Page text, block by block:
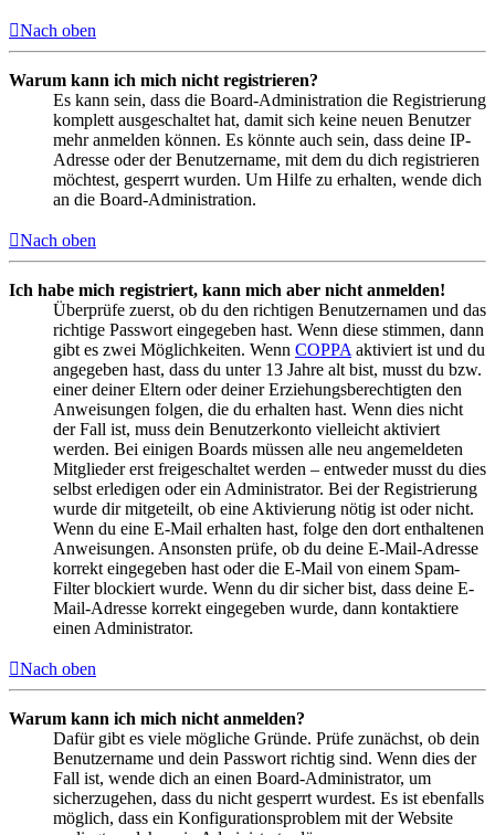
Nach oben
Warum kann ich mich nicht registrieren?
Es kann sein, dass die Board-Administration die Registrierung
komplett ausgeschaltet hat, damit sich keine neuen Benutzer
mehr anmelden können. Es könnte auch sein, dass deine IP-
Adresse oder der Benutzername, mit dem du dich registrieren
möchtest, gesperrt wurden. Um Hilfe zu erhalten, wende dich
an die Board-Administration.
Nach oben
Ich habe mich registriert, kann mich aber nicht anmelden!
Überprüfe zuerst, ob du den richtigen Benutzernamen und das
richtige Passwort eingegeben hast. Wenn diese stimmen, dann
gibt es zwei Möglichkeiten. Wenn COPPA aktiviert ist und du
angegeben hast, dass du unter 13 Jahre alt bist, musst du bzw.
einer deiner Eltern oder deiner Erziehungsberechtigten den
Anweisungen folgen, die du erhalten hast. Wenn dies nicht
der Fall ist, muss dein Benutzerkonto vielleicht aktiviert
werden. Bei einigen Boards müssen alle neu angemeldeten
Mitglieder erst freigeschaltet werden – entweder musst du dies
selbst erledigen oder ein Administrator. Bei der Registrierung
wurde dir mitgeteilt, ob eine Aktivierung nötig ist oder nicht.
Wenn du eine E-Mail erhalten hast, folge den dort enthaltenen
Anweisungen. Ansonsten prüfe, ob du deine E-Mail-Adresse
korrekt eingegeben hast oder die E-Mail von einem Spam-
Filter blockiert wurde. Wenn du dir sicher bist, dass deine E-
Mail-Adresse korrekt eingegeben wurde, dann kontaktiere
einen Administrator.
Nach oben
Warum kann ich mich nicht anmelden?
Dafür gibt es viele mögliche Gründe. Prüfe zunächst, ob dein
Benutzername und dein Passwort richtig sind. Wenn dies der
Fall ist, wende dich an einen Board-Administrator, um
sicherzugehen, dass du nicht gesperrt wurdest. Es ist ebenfalls
möglich, dass ein Konfigurationsproblem mit der Website